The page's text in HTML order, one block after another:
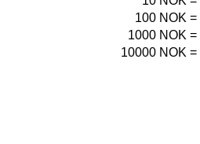
100 NOK =
1000 NOK =
10000 NOK =